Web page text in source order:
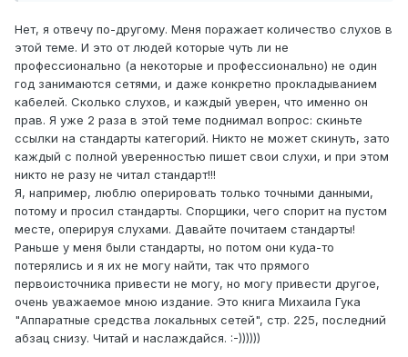
Нет, я отвечу по-другому. Меня поражает количество слухов в
этой теме. И это от людей которые чуть ли не
профессионально (а некоторые и профессионально) не один
год занимаются сетями, и даже конкретно прокладыванием
кабелей. Сколько слухов, и каждый уверен, что именно он
прав. Я уже 2 раза в этой теме поднимал вопрос: скиньте
ссылки на стандарты категорий. Никто не может скинуть, зато
каждый с полной уверенностью пишет свои слухи, и при этом
никто не разу не читал стандарт!!!
Я, например, люблю оперировать только точными данными,
потому и просил стандарты. Спорщики, чего спорит на пустом
месте, оперируя слухами. Давайте почитаем стандарты!
Раньше у меня были стандарты, но потом они куда-то
потерялись и я их не могу найти, так что прямого
первоисточника привести не могу, но могу привести другое,
очень уважаемое мною издание. Это книга Михаила Гука
"Аппаратные средства локальных сетей", стр. 225, последний
абзац снизу. Читай и наслаждайся. :-))))))